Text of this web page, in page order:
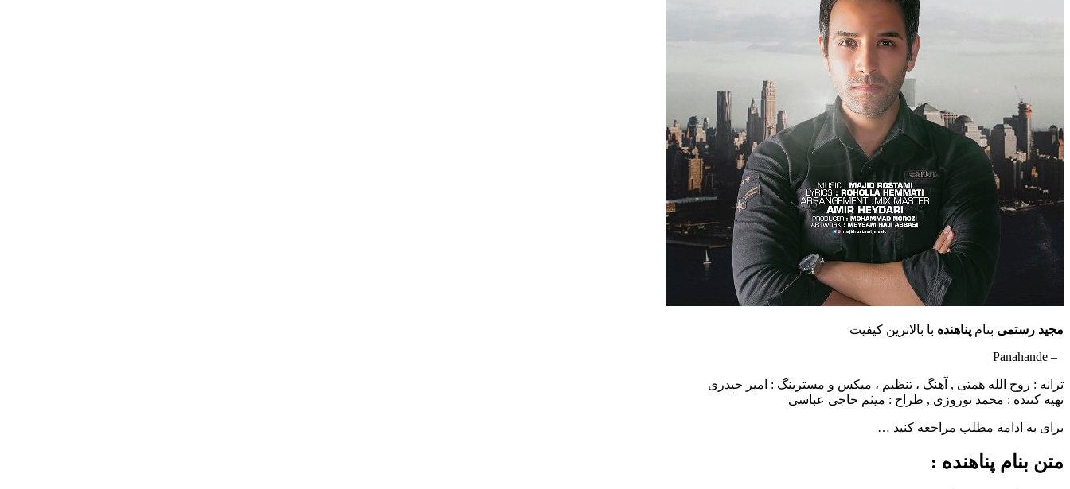
مجید رستمی بنام پناهنده با بالاترین کیفیت
​ – Panahande
ترانه : روح الله همتی , آهنگ ، تنظیم ، میکس و مسترینگ : امیر حیدری
تهیه کننده : محمد نوروزی , طراح : میثم حاجی عباسی
برای به ادامه مطلب مراجعه کنید …
متن بنام پناهنده :